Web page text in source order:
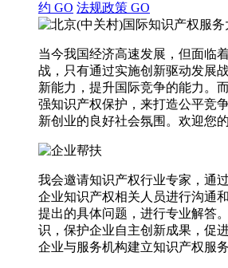
约 GO 法规政策 GO
当今我国经济高速发展，但面临
战，只有通过实施创新驱动发展
新能力，提升国际竞争的能力。
强知识产权保护，来打造公平竞
新创业的良好社会氛围。欢迎您
我会邀请知识产权行业专家，通
企业知识产权相关人员进行沟通
提出的具体问题，进行专业解答
识，保护企业自主创新成果，促
企业与服务机构建立知识产权服